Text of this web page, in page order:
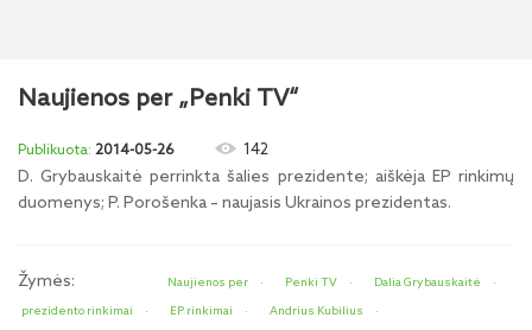
Naujienos per „Penki TV“
2014-05-26 142
D. Grybauskaitė perrinkta šalies prezidente; aiškėja EP rinkimų
duomenys; P. Porošenka – naujasis Ukrainos prezidentas.
Žymės: Naujienos per Penki TV
Dalia Grybauskaitė
prezidento rinkimai
EP rinkimai
Andrius Kubilius